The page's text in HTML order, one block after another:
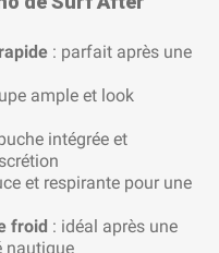
: parfait après une
ample et look
intégrée et
et respirante pour une
froid : idéal après une
nautique